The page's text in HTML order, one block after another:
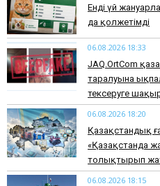
Енді үй
да қолжетімді
06.08.2026 18:33
JAQ.OrtCom
таралуына
тексеруге
06.08.2026 18:20
Қазақстандық
«Қазақстанда
толықтырып
06.08.2026 18:15